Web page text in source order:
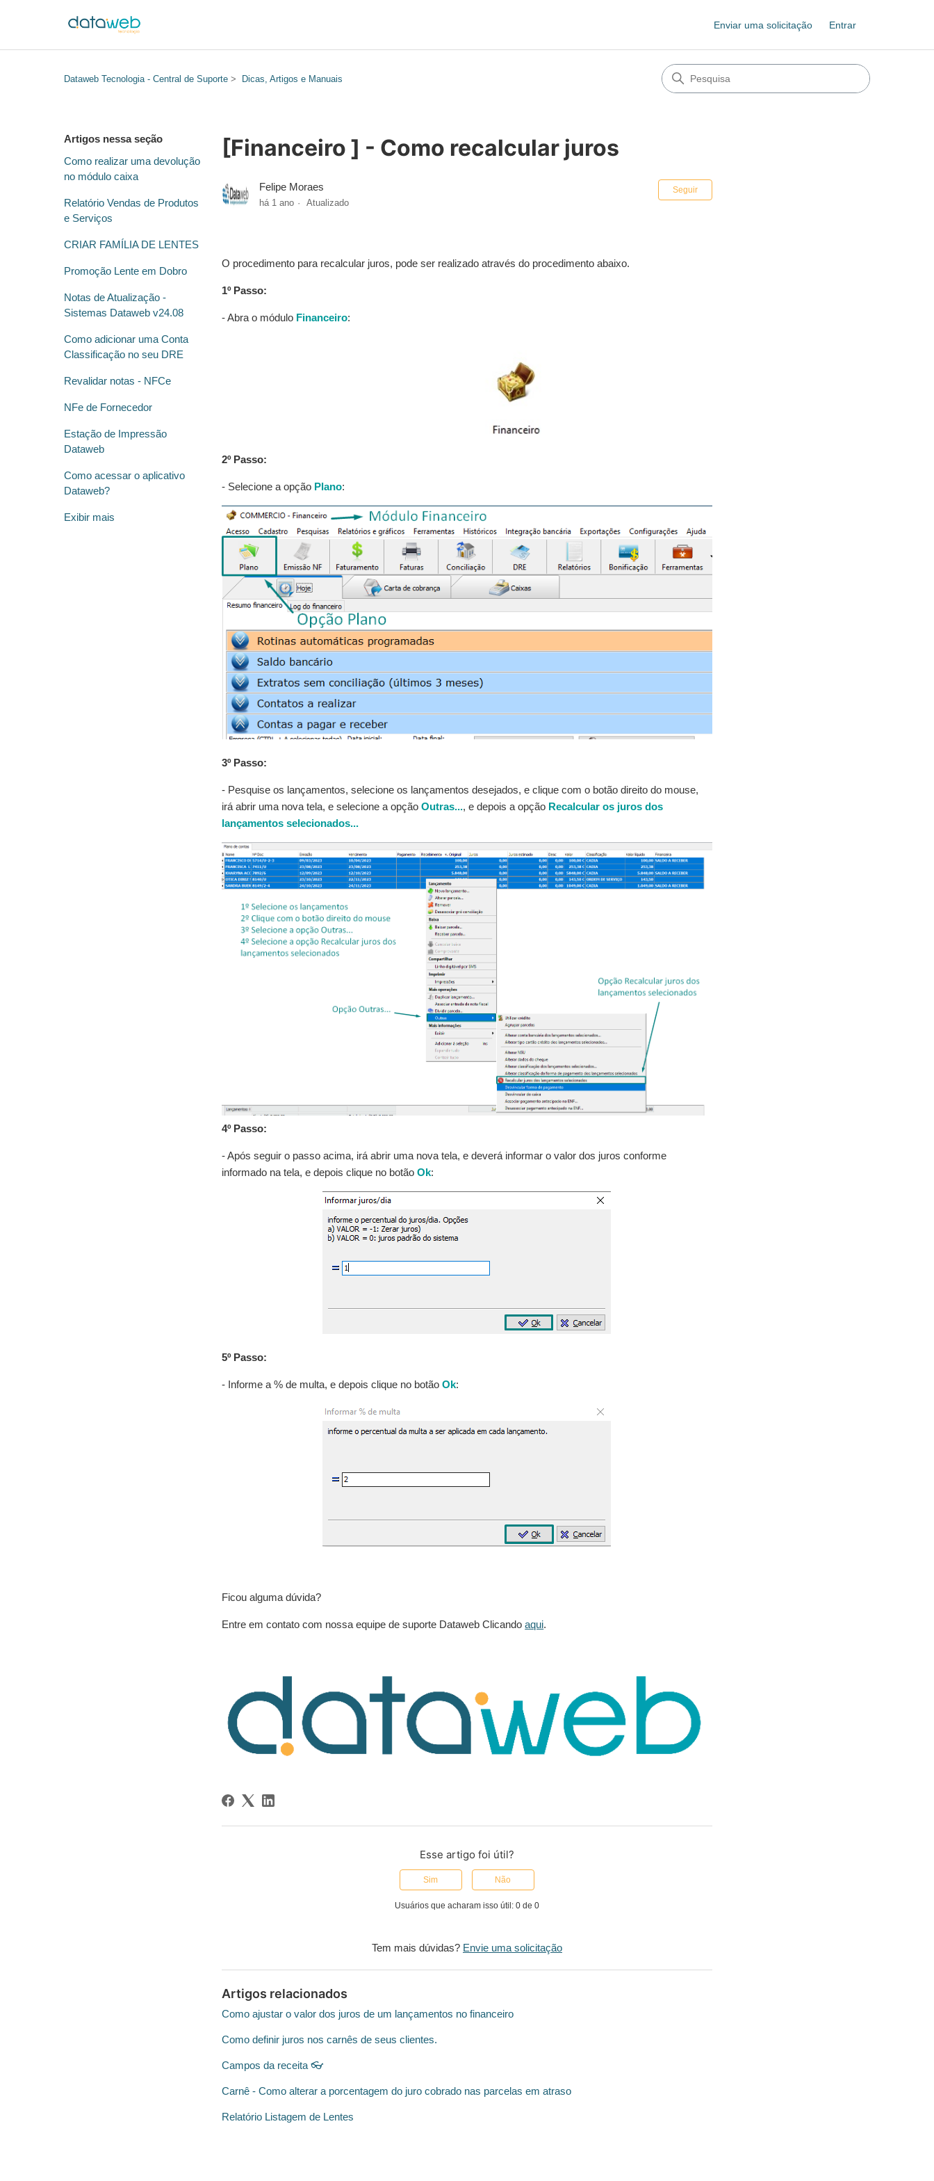
Enviar uma solicitação Entrar
Dataweb Tecnologia - Central de Suporte Dicas, Artigos e Manuais
Artigos nessa seção
Como realizar uma devolução
no módulo caixa
Relatório Vendas de Produtos
e Serviços
CRIAR FAMÍLIA DE LENTES
Promoção Lente em Dobro
Notas de Atualização -
Sistemas Dataweb v24.08
Como adicionar uma Conta
Classificação no seu DRE
Revalidar notas - NFCe
NFe de Fornecedor
Estação de Impressão
Dataweb
Como acessar o aplicativo
Dataweb?
Exibir mais
[Financeiro ] - Como recalcular juros
Felipe Moraes
há 1 ano Atualizado
Seguir
O procedimento para recalcular juros, pode ser realizado através do procedimento abaixo.
1º Passo:
- Abra o módulo Financeiro:
2º Passo:
- Selecione a opção Plano:
3º Passo:
- Pesquise os lançamentos, selecione os lançamentos desejados, e clique com o botão direito do mouse,
irá abrir uma nova tela, e selecione a opção Outras..., e depois a opção Recalcular os juros dos
lançamentos selecionados...
4º Passo:
- Após seguir o passo acima, irá abrir uma nova tela, e deverá informar o valor dos juros conforme
informado na tela, e depois clique no botãoOk:
5º Passo:
- Informe a % de multa, e depois clique no botãoOk:
Ficou alguma dúvida?
Entre em contato com nossa equipe de suporte Dataweb Clicandoaqui.
Esse artigo foi útil?
Sim Não
Usuários que acharam isso útil: 0 de 0
Tem mais dúvidas? Envie uma solicitação
Artigos relacionados
Como ajustar o valor dos juros de um lançamentos no financeiro
Como definir juros nos carnês de seus clientes.
Campos da receita 👓
Carnê - Como alterar a porcentagem do juro cobrado nas parcelas em atraso
Relatório Listagem de Lentes